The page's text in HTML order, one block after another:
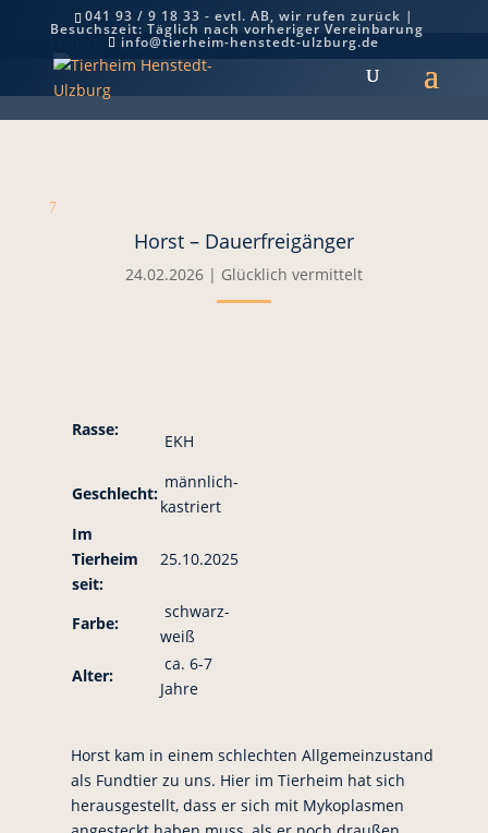
041 93 / 9 18 33 - evtl. AB, wir rufen zurück |
Besuchszeit: Täglich nach vorheriger Vereinbarung
info@tierheim-henstedt-ulzburg.de
Horst – Dauerfreigänger
7
Horst – Dauerfreigänger
24.02.2026| Glücklich vermittelt
Rasse:
EKH
Geschlecht:
männlich-
kastriert
Im
Tierheim
seit:
25.10.2025
Farbe:
schwarz-
weiß
Alter:
ca. 6-7
Jahre
Horst kam in einem schlechten Allgemeinzustand
als Fundtier zu uns. Hier im Tierheim hat sich
herausgestellt, dass er sich mit Mykoplasmen